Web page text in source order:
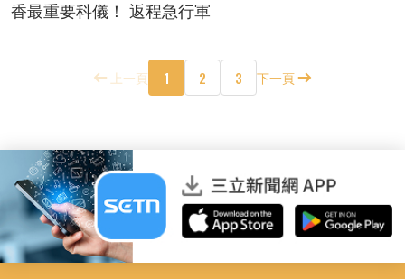
香最重要科儀！ 返程急行軍
上一頁 1 2 3 下一頁